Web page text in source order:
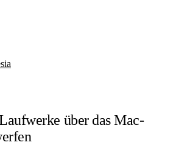
über das Mac-